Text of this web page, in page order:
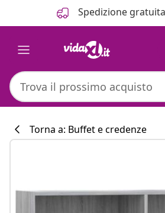
Spedizione
Torna a: Buffet e credenze